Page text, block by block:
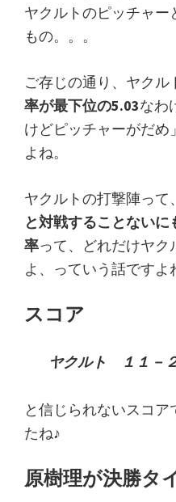
ヤクルトのピッチャ
もの。。。
ご存じの通り、ヤクル
率が最下位の5.03なわ
けどピッチャーがだ
よね。
ヤクルトの打撃陣って、
と対戦することない
率って、どれだけヤ
よ、っていう話ですよ
スコア
ヤクルト １１－
と信じられないスコ
たね♪
原樹理が決勝タ